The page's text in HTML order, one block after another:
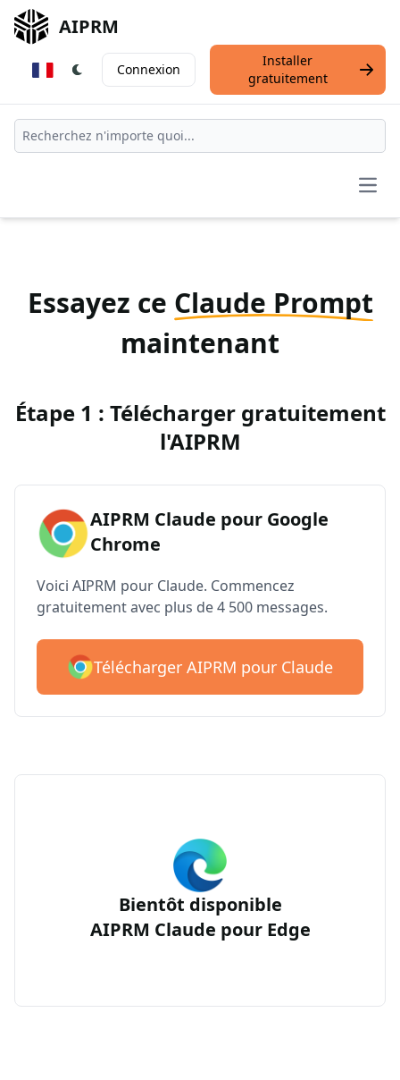
AIPRM
Connexion
Installer
gratuitement
Essayez ce Claude Prompt
maintenant
Étape 1 : Télécharger gratuitement
l'AIPRM
AIPRM Claude pour Google
Chrome
Voici AIPRM pour Claude. Commencez
gratuitement avec plus de 4 500 messages.
Télécharger AIPRM pour Claude
Bientôt disponible
AIPRM Claude pour Edge